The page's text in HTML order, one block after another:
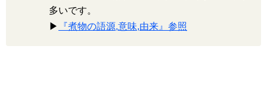
多いです。
▶
『煮物の語源,意味,由来』参照